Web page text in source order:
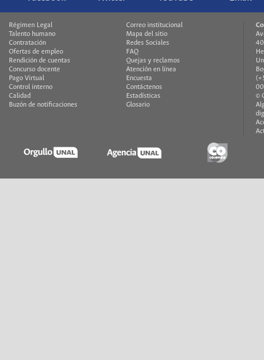
Régimen Legal
Talento humano
Contratación
Ofertas de empleo
Rendición de cuentas
Concurso docente
Pago Virtual
Control interno
Calidad
Buzón de notificaciones
Correo institucional
Mapa del sitio
Redes Sociales
FAQ
Quejas y reclamos
Atención en línea
Encuesta
Contáctenos
Estadísticas
Glosario
©